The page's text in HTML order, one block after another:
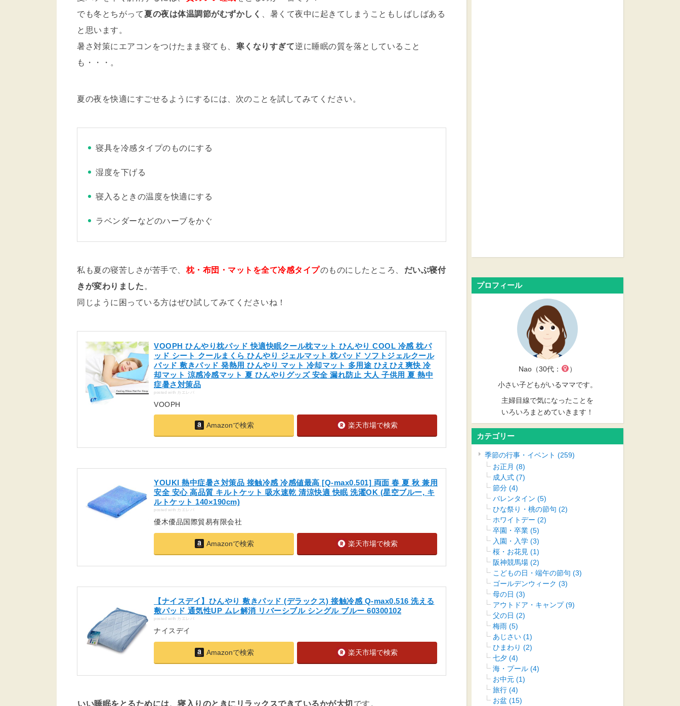
でも冬とちがって夏の夜は体温調節がむずかしく
、暑くて夜中に起きてしまうこともしばしばある
と思います。
暑さ対策にエアコンをつけたまま寝ても、 寒くなりすぎて逆に睡眠の質を落としていること
も・・・。
夏の夜を快適にすごせるようにするには、次のことを試してみてください。
寝具を冷感タイプのものにする
湿度を下げる
寝入るときの温度を快適にする
ラベンダーなどのハーブをかぐ
私も夏の寝苦しさが苦手で、 枕・布団・マットを全て冷感タイプのものにしたところ、
だいぶ寝付
きが変わりました 。
同じように困っている方はぜひ試してみてくださいね！
VOOPH ひんやり枕パッド 快適快眠クール枕マット ひんやり COOL 冷感 枕パ
ッド シート クールまくら ひんやり ジェルマット 枕パッド ソフトジェルクール
パッド 敷きパッド 発熱用 ひんやり マット 冷却マット 多用途 ひえひえ爽快 冷
却マット 涼感冷感マット 夏 ひんやりグッズ 安全 漏れ防止 大人 子供用 夏 熱中
症暑さ対策品
posted with カエレバ
VOOPH
Amazonで検索 楽天市場で検索
YOUKI 熱中症暑さ対策品 接触冷感 冷感値最高 [Q-max0.501] 両面 春 夏 秋 兼用
安全 安心 高品質 キルトケット 吸水速乾 清涼快適 快眠 洗濯OK (星空ブルー, キ
ルトケット 140×190cm)
posted with カエレバ
優木優品国際貿易有限会社
Amazonで検索 楽天市場で検索
【ナイスデイ】ひんやり 敷きパッド (デラックス) 接触冷感 Q-max0.516 洗える
敷パッド 通気性UP ムレ解消 リバーシブル シングル ブルー 60300102
posted with カエレバ
ナイスデイ
Amazonで検索 楽天市場で検索
いい睡眠をとるためには、寝入りのときにリラックスできているかが大切 です。
プロフィール
Nao（30代：
）
小さい子どもがいるママです。
主婦目線で気になったことを
いろいろまとめていきます！
カテゴリー
季節の行事・イベント (259)
お正月 (8)
成人式 (7)
節分 (4)
バレンタイン (5)
ひな祭り・桃の節句 (2)
ホワイトデー (2)
卒園・卒業 (5)
入園・入学 (3)
桜・お花見 (1)
阪神競馬場 (2)
こどもの日・端午の節句 (3)
ゴールデンウィーク (3)
母の日 (3)
アウトドア・キャンプ(9)
父の日 (2)
梅雨 (5)
あじさい (1)
ひまわり (2)
七夕 (4)
海・プール (4)
お中元 (1)
旅行 (4)
お盆 (15)